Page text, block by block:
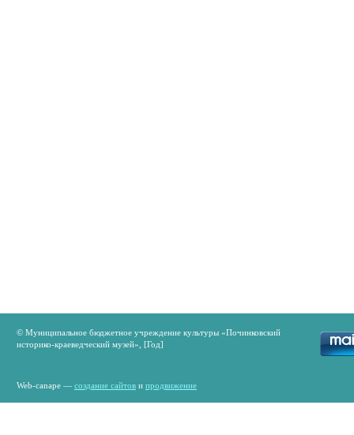
© Муниципальное бюджетное учреждение культуры «Починковский
историко-краеведческий музей», [Год]
Web-canape — создание сайтов и продвижение